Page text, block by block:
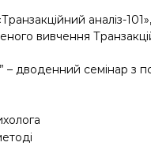
аналіз-
вивчення
– дводенний семінар з